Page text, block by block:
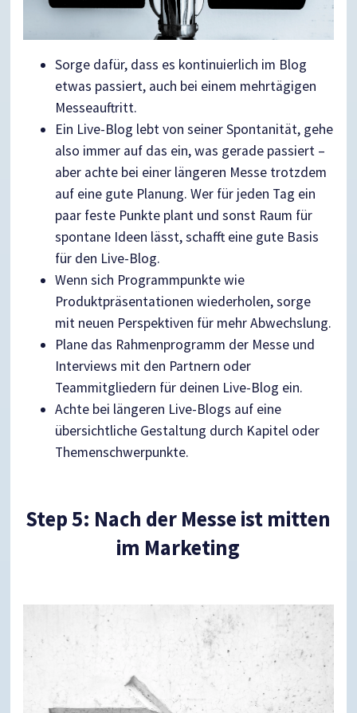
Sorge dafür, dass es kontinuierlich im Blog
etwas passiert, auch bei einem mehrtägigen
Messeauftritt.
Ein Live-Blog lebt von seiner Spontanität, gehe
also immer auf das ein, was gerade passiert –
aber achte bei einer längeren Messe trotzdem
auf eine gute Planung. Wer für jeden Tag ein
paar feste Punkte plant und sonst Raum für
spontane Ideen lässt, schafft eine gute Basis
für den Live-Blog.
Wenn sich Programmpunkte wie
Produktpräsentationen wiederholen, sorge
mit neuen Perspektiven für mehr Abwechslung.
Plane das Rahmenprogramm der Messe und
Interviews mit den Partnern oder
Teammitgliedern für deinen Live-Blog ein.
Achte bei längeren Live-Blogs auf eine
übersichtliche Gestaltung durch Kapitel oder
Themenschwerpunkte.
Step 5: Nach der Messe ist mitten
im Marketing